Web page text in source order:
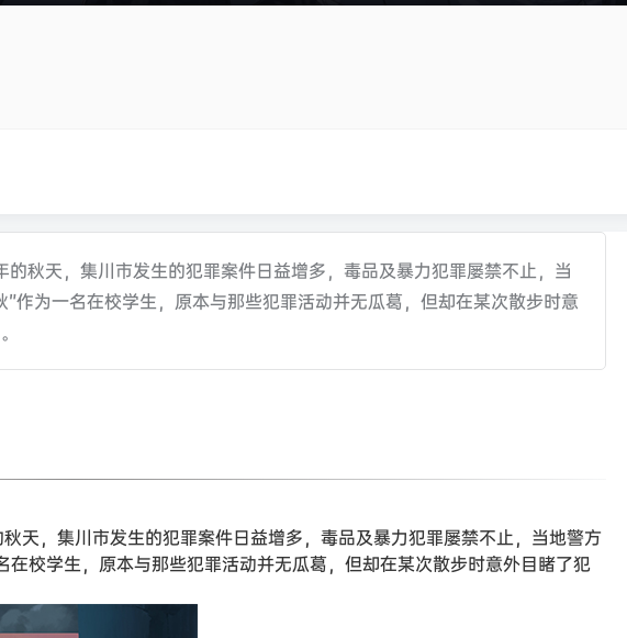
秋天，集川市发生的犯罪案件日益增多，毒品及暴力犯罪屡禁不止，当
作为一名在校学生，原本与那些犯罪活动并无瓜葛，但却在某次散步时意
天，集川市发生的犯罪案件日益增多，毒品及暴力犯罪屡禁不止，当地警方
校学生，原本与那些犯罪活动并无瓜葛，但却在某次散步时意外目睹了犯